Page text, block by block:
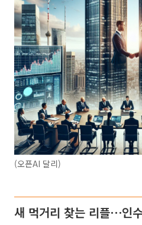
(오픈AI 달리)
새 먹거리 찾는 리플⋯인